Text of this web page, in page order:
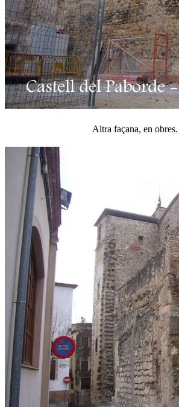
Altra façana, en obres.